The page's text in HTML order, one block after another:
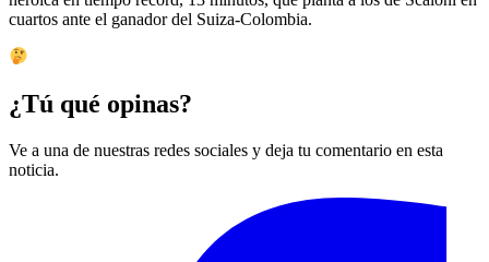
cuartos ante el ganador del Suiza-Colombia.
¿Tú qué opinas?
Ve a una de nuestras redes sociales y deja tu comentario en esta
noticia.